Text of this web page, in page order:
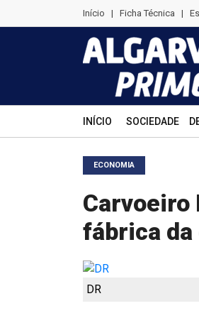
Início | Ficha Técnica |
INÍCIO SOCIEDADE
ECONOMIA
Carvoeiro
fábrica
DR